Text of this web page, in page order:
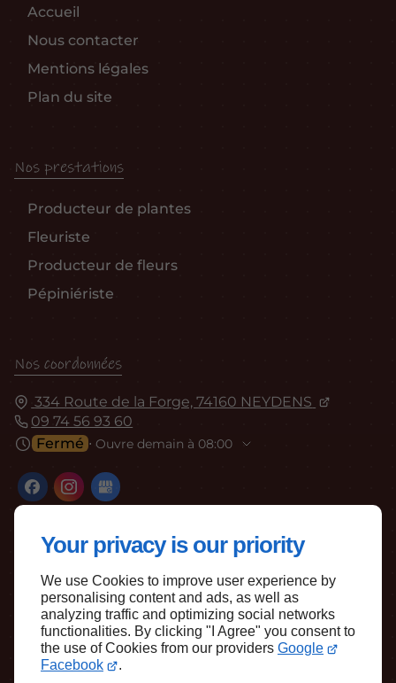
Your privacy is our priority
We use Cookies to improve user experience by
personalising content and ads, as well as
analyzing traffic and optimizing social networks
functionalities. By clicking "I Agree" you consent to
the use of Cookies from our providers Google
Facebook
.
Accueil
Nous contacter
Mentions légales
Plan du site
Nos prestations
Producteur de plantes
Fleuriste
Producteur de fleurs
Pépiniériste
Nos coordonnées
334 Route de la Forge, 74160 NEYDENS
09 74 56 93 60
Fermé ⋅ Ouvre demain à 08:00
Haut de page